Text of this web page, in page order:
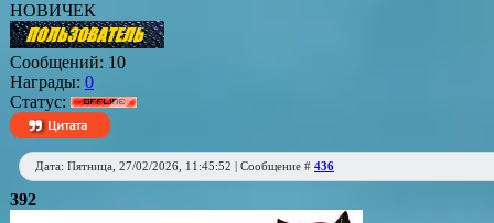
НОВИЧЕК
Сообщений: 10
Награды: 0
Статус:
Дата: Пятница, 27/02/2026, 11:45:52 | Сообщение # 436
392